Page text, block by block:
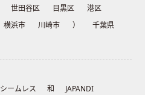
世田谷区 目黒区
港区
横浜市 川崎市 ）
千葉県
シームレス 和
JAPANDI